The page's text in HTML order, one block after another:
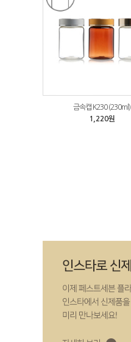
금속캡 K230 (230ml)
1,220원